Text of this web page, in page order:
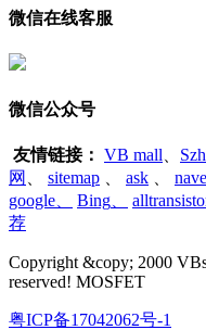
微信在线客服
微信公众号
友情链接： VB mall
网
sitemap ask
google
Bing
荐
Copyright &copy; 2000
reserved! MOSFET
粤ICP备17042062号-1